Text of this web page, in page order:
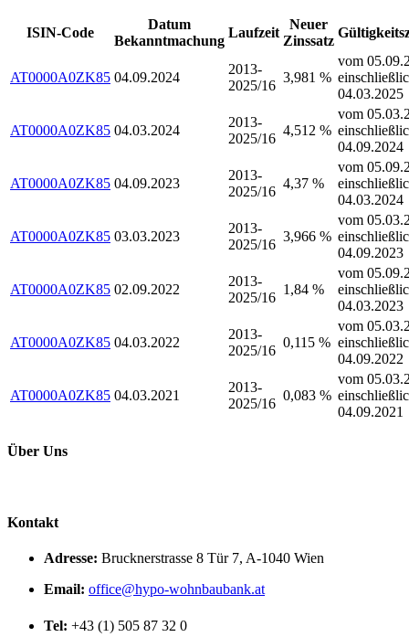
ISIN-Code
Datum
Bekanntmachung
Laufzeit
Neuer
Zinssatz
AT0000A0ZK85 04.09.2024
2013-
2025/16
3,981 %
vom
04.03.2025
AT0000A0ZK85 04.03.2024
2013-
2025/16
4,512 %
vom
04.09.2024
AT0000A0ZK85 04.09.2023
2013-
2025/16
4,37 %
vom
04.03.2024
AT0000A0ZK85 03.03.2023
2013-
2025/16
3,966 %
vom
04.09.2023
AT0000A0ZK85 02.09.2022
2013-
2025/16
1,84 %
vom
04.03.2023
AT0000A0ZK85 04.03.2022
2013-
2025/16
0,115 %
vom
04.09.2022
AT0000A0ZK85 04.03.2021
2013-
2025/16
0,083 %
vom
04.09.2021
Über Uns
Kontakt
Adresse: Brucknerstrasse 8 Tür 7, A-1040 Wien
Email: office@hypo-wohnbaubank.at
Tel: +43 (1) 505 87 32 0